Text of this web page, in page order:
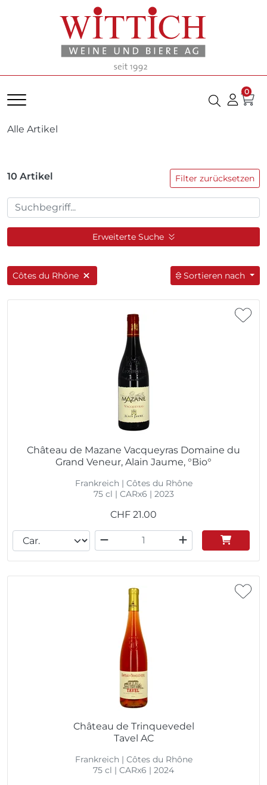
0
Alle Artikel
10 Artikel Filter zurücksetzen
Erweiterte Suche
Côtes du Rhône Sortieren nach
Château de Mazane Vacqueyras Domaine du
Grand Veneur, Alain Jaume, °Bio°
Frankreich | Côtes du Rhône
75 cl | CARx6 | 2023
CHF 21.00
Château de Trinquevedel
Tavel AC
Frankreich | Côtes du Rhône
75 cl | CARx6 | 2024